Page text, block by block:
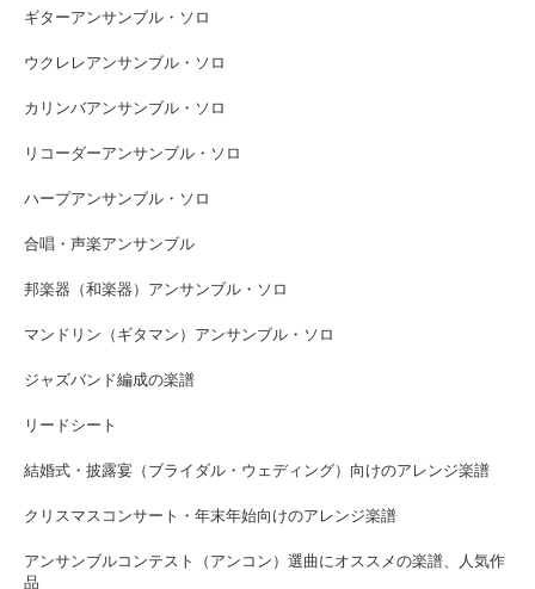
ギターアンサンブル・ソロ
ウクレレアンサンブル・ソロ
カリンバアンサンブル・ソロ
リコーダーアンサンブル・ソロ
ハープアンサンブル・ソロ
合唱・声楽アンサンブル
邦楽器（和楽器）アンサンブル・ソロ
マンドリン（ギタマン）アンサンブル・ソロ
ジャズバンド編成の楽譜
リードシート
結婚式・披露宴（ブライダル・ウェディング）向けのアレンジ楽譜
クリスマスコンサート・年末年始向けのアレンジ楽譜
アンサンブルコンテスト（アンコン）選曲にオススメの楽譜、人気作
品